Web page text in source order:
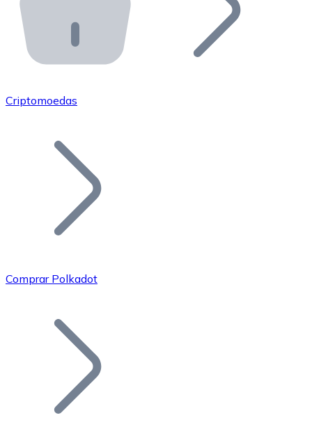
API Bitnovo
Integre nossa API no seu ecossistema.
Junte-se à nossa rede de revendedores e comercialize
Adicione o token do seu projeto ao nosso serviço de
Bitcoin
Criptomoedas
Comprar Polkadot